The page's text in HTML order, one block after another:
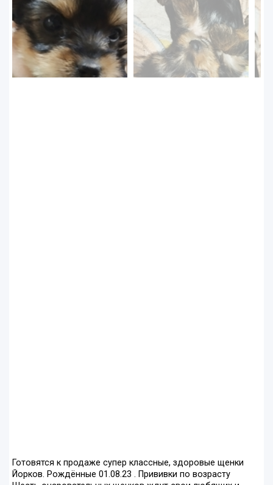
Готовятся к продаже супер классные, здоровые щенки
Йорков. Рождённые 01.08.23 . Прививки по возрасту